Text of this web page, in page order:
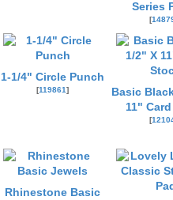
Series
[
1-1/4" Circle Punch
[119861]
Basic
11"
[
Rhinestone Basic